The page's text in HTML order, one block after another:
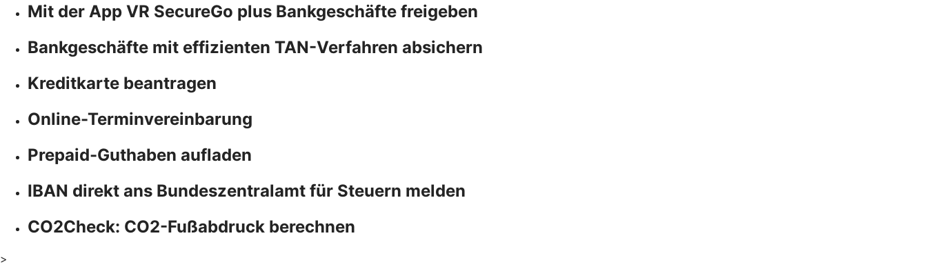
Mit der App VR SecureGo plus Bankgeschäfte freigeben
Bankgeschäfte mit effizienten TAN-Verfahren absichern
Kreditkarte beantragen
Online-Terminvereinbarung
Prepaid-Guthaben aufladen
IBAN direkt ans Bundeszentralamt für Steuern melden
CO2Check: CO2-Fußabdruck berechnen
>